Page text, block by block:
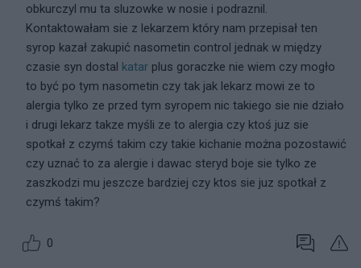
obkurczyl mu ta sluzowke w nosie i podraznil.
Kontaktowałam sie z lekarzem który nam przepisał ten
syrop kazał zakupić nasometin control jednak w między
czasie syn dostal katar plus goraczke nie wiem czy mogło
to być po tym nasometin czy tak jak lekarz mowi ze to
alergia tylko ze przed tym syropem nic takiego sie nie działo
i drugi lekarz takze myśli ze to alergia czy ktoś juz sie
spotkał z czymś takim czy takie kichanie można pozostawić
czy uznać to za alergie i dawac steryd boje sie tylko ze
zaszkodzi mu jeszcze bardziej czy ktos sie juz spotkał z
czymś takim?
0